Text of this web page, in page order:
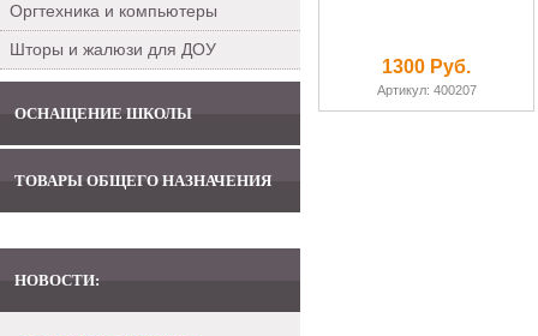
Оргтехника и компьютеры
Шторы и жалюзи для ДОУ
ОСНАЩЕНИЕ ШКОЛЫ
ТОВАРЫ ОБЩЕГО НАЗНАЧЕНИЯ
НОВОСТИ:
1300 Руб.
Артикул: 400207